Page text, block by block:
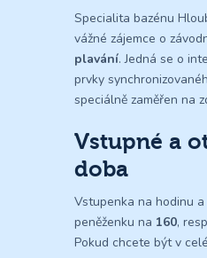
Specialita bazénu
vážné zájemce o
plavání. Jedná se o
prvky
speciálně zaměřen na
Vstupné a
doba
Vstupenka na hodinu
peněženku na 160,
Pokud chcete být v